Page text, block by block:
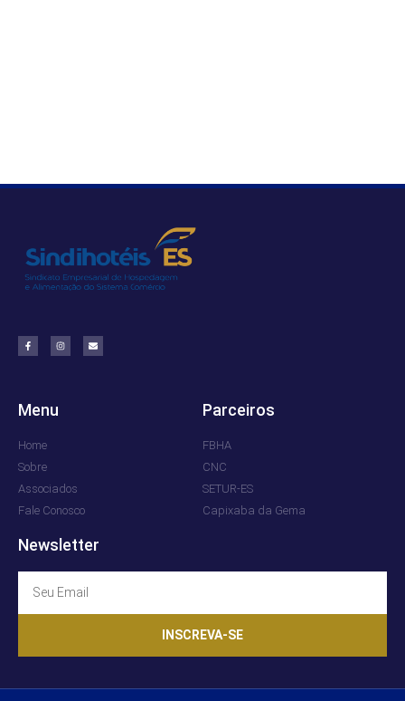
Menu
Home
Sobre
Associados
Fale Conosco
Parceiros
FBHA
CNC
SETUR-ES
Capixaba da Gema
Newsletter
INSCREVA-SE